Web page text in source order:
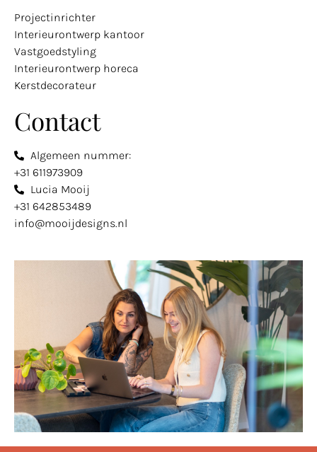
Projectinrichter
Interieurontwerp kantoor
Vastgoedstyling
Interieurontwerp horeca
Kerstdecorateur
Contact
Algemeen nummer:
+31 611973909
Lucia Mooij
+31 642853489
info@mooijdesigns.nl